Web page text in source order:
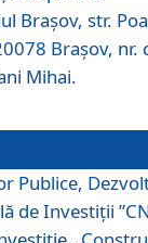
Braşov, str.
Brașov, nr.
Mihai.
Publice,
de Investiţii